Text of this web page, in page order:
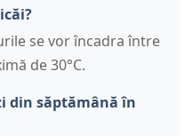
se vor încadra între
de 30°C.
din săptămână în